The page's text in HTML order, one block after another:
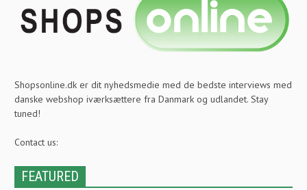
Shopsonline.dk er dit nyhedsmedie med de bedste interviews med
danske webshop iværksættere fra Danmark og udlandet. Stay
tuned!
Contact us:
FEATURED